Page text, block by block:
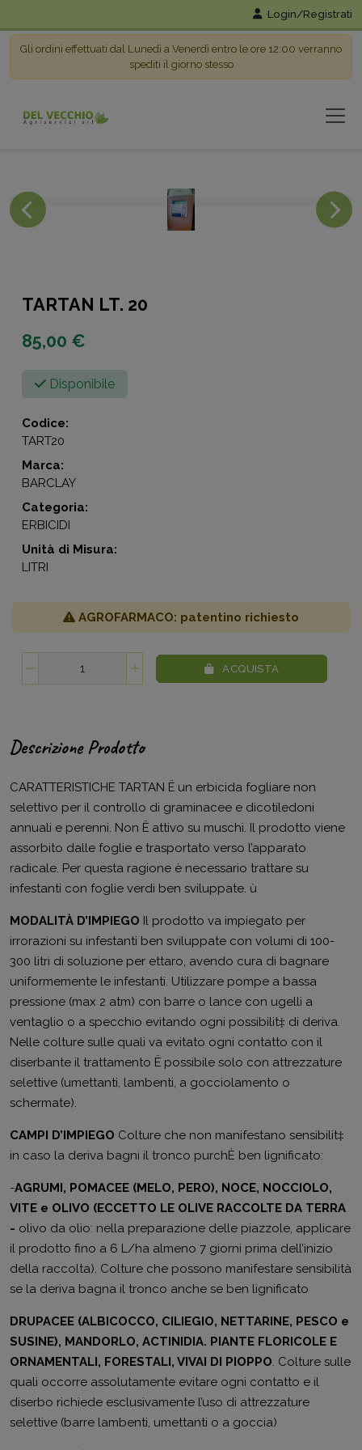
Login/Registrati
Gli ordini effettuati dal Lunedì a Venerdì entro le ore 12:00 verranno
spediti il giorno stesso
TARTAN LT. 20
85,00 €
Disponibile
Codice:
TART20
Marca:
BARCLAY
Categoria:
ERBICIDI
Unità di Misura:
LITRI
AGROFARMACO: patentino richiesto
ACQUISTA
Descrizione Prodotto
CARATTERISTICHE TARTAN Ë un erbicida fogliare non
selettivo per il controllo di graminacee e dicotiledoni
annuali e perenni. Non Ë attivo su muschi. Il prodotto viene
assorbito dalle foglie e trasportato verso l’apparato
radicale. Per questa ragione è necessario trattare su
infestanti con foglie verdi ben sviluppate. ù
MODALITÀ D’IMPIEGO Il prodotto va impiegato per
irrorazioni su infestanti ben sviluppate con volumi di 100-
300 litri di soluzione per ettaro, avendo cura di bagnare
uniformemente le infestanti. Utilizzare pompe a bassa
pressione (max 2 atm) con barre o lance con ugelli a
ventaglio o a specchio evitando ogni possibilit‡ di deriva.
Nelle colture sulle quali va evitato ogni contatto con il
diserbante il trattamento Ë possibile solo con attrezzature
selettive (umettanti, lambenti, a gocciolamento o
schermate).
CAMPI D’IMPIEGO Colture che non manifestano sensibilit‡
in caso la deriva bagni il tronco purchÈ ben lignificato:
-AGRUMI, POMACEE (MELO, PERO), NOCE, NOCCIOLO,
VITE e OLIVO (ECCETTO LE OLIVE RACCOLTE DA TERRA
- olivo da olio: nella preparazione delle piazzole, applicare
il prodotto fino a 6 L/ha almeno 7 giorni prima dell’inizio
della raccolta). Colture che possono manifestare sensibilità
se la deriva bagna il tronco anche se ben lignificato
DRUPACEE (ALBICOCCO, CILIEGIO, NETTARINE, PESCO e
SUSINE), MANDORLO, ACTINIDIA. PIANTE FLORICOLE E
ORNAMENTALI, FORESTALI, VIVAI DI PIOPPO. Colture sulle
quali occorre assolutamente evitare ogni contatto e il
diserbo richiede esclusivamente l’uso di attrezzature
selettive (barre lambenti, umettanti o a goccia)